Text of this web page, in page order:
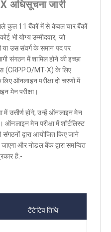
अधिसूचना जारी
कुल 11 बैंकों में से केवल चार बैंकों
भी योग्य उम्मीदवार, जो
उस संवर्ग के समान पद पर
संगठन में शामिल होने की इच्छा
(CRPPO/MT-X) के लिए
ऑनलाइन परीक्षा दो चरणों में
मेन परीक्षा।
में उत्तीर्ण होंगे, उन्हें ऑनलाइन मेन
ऑनलाइन मेन परीक्षा में शॉर्टलिस्ट
संगठनों द्वारा आयोजित किए जाने
और नोडल बैंक द्वारा समन्वित
है:-
टेंटेटिव तिथि